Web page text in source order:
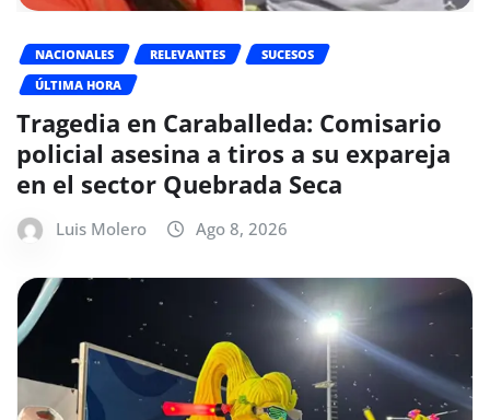
NACIONALES RELEVANTES
SUCESOS
ÚLTIMA HORA
Tragedia en Caraballeda: Comisario
policial asesina a tiros a su expareja
en el sector Quebrada Seca
Luis Molero Ago 8, 2026